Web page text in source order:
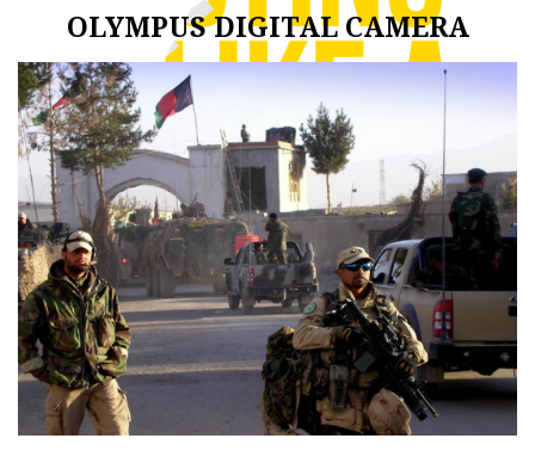
OLYMPUS DIGITAL CAMERA